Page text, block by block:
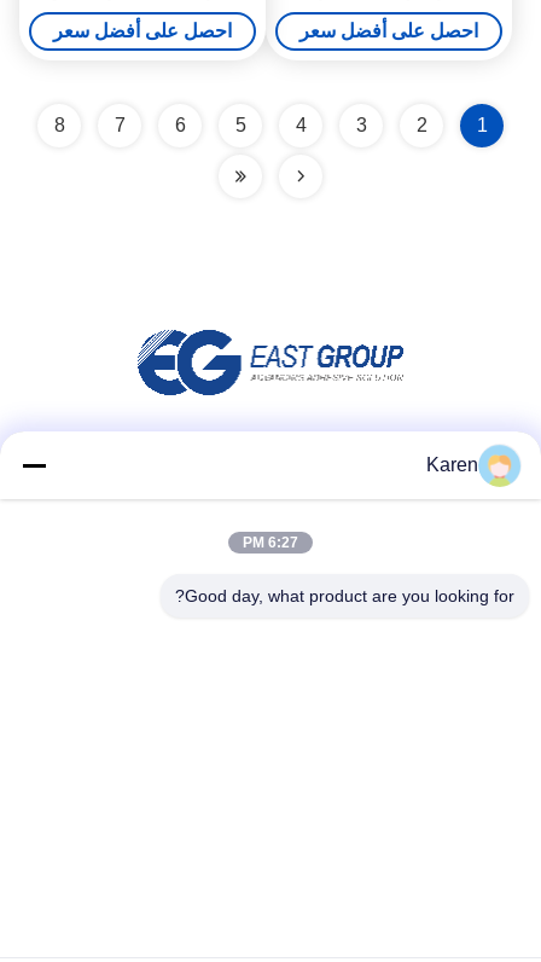
الأوتوماتيكية
احصل على أفضل سعر
الخشب البولي يوريثين
احصل على أفضل سعر
1
2
3
4
5
6
7
8
Karen
6:27 PM
Good day, what product are you looking for?